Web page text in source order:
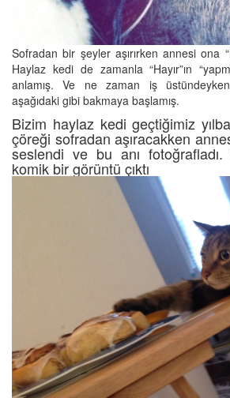
Sofradan bir şeyler aşırırken annesi ona
Haylaz kedi de zamanla “Hayır”ın
anlamış. Ve ne zaman iş üstündeyken
aşağıdaki gibi bakmaya başlamış.
Bizim haylaz kedi geçtiğimiz
çöreği sofradan aşıracakken
seslendi ve bu anı
komik bir görüntü çıktı